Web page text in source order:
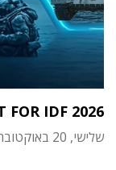
FOR IDF 2026
שלישי, 20 באוקטובר 2026